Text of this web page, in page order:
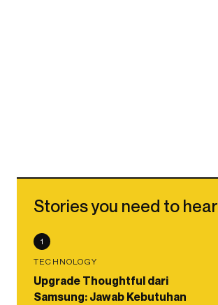
Stories you need to hear
1
TECHNOLOGY
Upgrade Thoughtful dari
Samsung: Jawab Kebutuhan